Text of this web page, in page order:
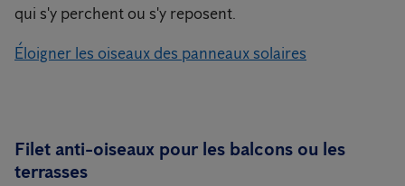
qui s'y perchent ou s'y reposent.
Éloigner les oiseaux des panneaux solaires
Filet anti-oiseaux pour les balcons ou les
terrasses